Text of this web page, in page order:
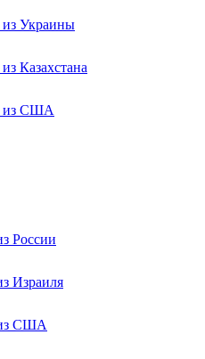
из Украины
Казахстана
из США
России
Израиля
США